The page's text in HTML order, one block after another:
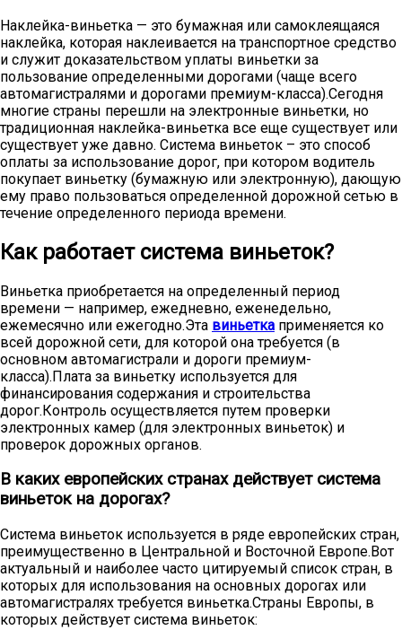
Наклейка-виньетка — это бумажная или самоклеящаяся
наклейка, которая наклеивается на транспортное средство
и служит доказательством уплаты виньетки за
пользование определенными дорогами (чаще всего
автомагистралями и дорогами премиум-класса).Сегодня
многие страны перешли на электронные виньетки, но
традиционная наклейка-виньетка все еще существует или
существует уже давно. Система виньеток – это способ
оплаты за использование дорог, при котором водитель
покупает виньетку (бумажную или электронную), дающую
ему право пользоваться определенной дорожной сетью в
течение определенного периода времени.
Как работает система виньеток?
Виньетка приобретается на определенный период
времени — например, ежедневно, еженедельно,
ежемесячно или ежегодно.Эта виньетка применяется ко
всей дорожной сети, для которой она требуется (в
основном автомагистрали и дороги премиум-
класса).Плата за виньетку используется для
финансирования содержания и строительства
дорог.Контроль осуществляется путем проверки
электронных камер (для электронных виньеток) и
проверок дорожных органов.
В каких европейских странах действует система
виньеток на дорогах?
Система виньеток используется в ряде европейских стран,
преимущественно в Центральной и Восточной Европе.Вот
актуальный и наиболее часто цитируемый список стран, в
которых для использования на основных дорогах или
автомагистралях требуется виньетка.Страны Европы, в
которых действует система виньеток: